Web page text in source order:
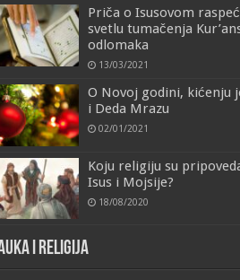
Priča o Isusovom
svetlu tumačenja
odlomaka
13/03/2021
O Novoj godini, kićenju
i Deda Mrazu
02/01/2021
Koju religiju su
Isus i Mojsije?
18/08/2020
i religija